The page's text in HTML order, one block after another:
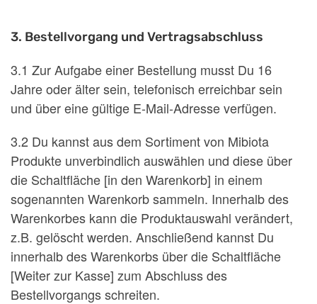
3. Bestellvorgang und Vertragsabschluss
3.1 Zur Aufgabe einer Bestellung musst Du 16
Jahre oder älter sein, telefonisch erreichbar sein
und über eine gültige E-Mail-Adresse verfügen.
3.2 Du kannst aus dem Sortiment von Mibiota
Produkte unverbindlich auswählen und diese über
die Schaltfläche [in den Warenkorb] in einem
sogenannten Warenkorb sammeln. Innerhalb des
Warenkorbes kann die Produktauswahl verändert,
z.B. gelöscht werden. Anschließend kannst Du
innerhalb des Warenkorbs über die Schaltfläche
[Weiter zur Kasse] zum Abschluss des
Bestellvorgangs schreiten.